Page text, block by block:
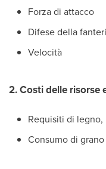
Forza di attacco
Difese della
Velocità
2. Costi delle risorse
Requisiti di
Consumo di grano